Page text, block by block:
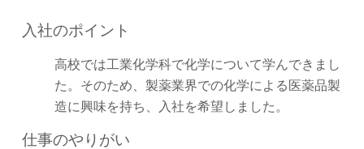
入社のポイント
高校では工業化学科で化学について学んできまし
た。そのため、製薬業界での化学による医薬品製
造に興味を持ち、入社を希望しました。
仕事のやりがい